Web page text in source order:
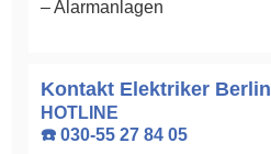
– Alarmanlagen
Kontakt Elektriker Berlin
HOTLINE
☎️ 030-55 27 84 05